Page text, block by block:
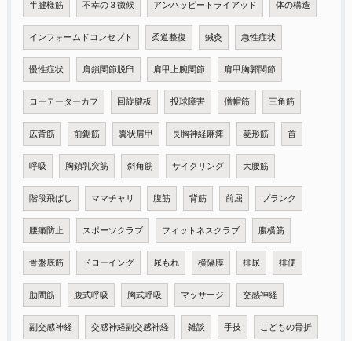
半腱様筋 不幸の３徴候 アンハッピートライアッド 体の構造
インフォームドコンセプト 柔道整復 鍼灸 急性症状
慢性症状 肩鎖関節脱臼 肩甲上腕関節 肩甲胸郭関節
ローテーターカフ 回旋腱板 投球障害 僧帽筋 三角筋
広背筋 前鋸筋 翼状肩甲 長胸神経麻痺 菱形筋 首
呼吸 胸鎖乳突筋 斜角筋 サイクリング 大腰筋
階段飛ばし ママチャリ 腹筋 背筋 前屈 プランク
腰痛防止 スポーツクラブ フィットネスクラブ 腹横筋
骨盤底筋 ドローイング 尿もれ 横隔膜 排尿 排便
肋間筋 腹式呼吸 胸式呼吸 マッサージ 交感神経
副交感神経 交感神経副交感神経 雑談 手技 こどもの骨折